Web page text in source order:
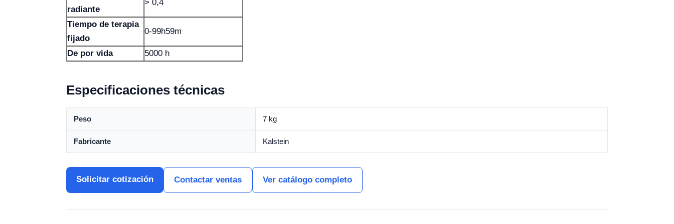
radiante
> 0,4
Tiempo de terapia
fijado
0-99h59m
De por vida 5000 h
Especificaciones técnicas
Peso 7 kg
Fabricante Kalstein
Solicitar cotización Contactar ventas Ver catálogo completo